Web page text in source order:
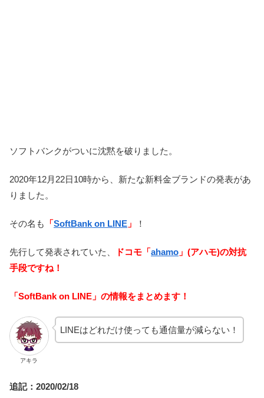
ソフトバンクがついに沈黙を破りました。
2020年12月22日10時から、新たな新料金ブランドの発表があ
りました。
その名も 「SoftBank on LINE 」 ！
先行して発表されていた、 ドコモ「ahamo 」(アハモ)の対抗
手段ですね！
「SoftBank on LINE」の情報をまとめます！
アキラ
LINEはどれだけ使っても通信量が減らない！
追記：2020/02/18